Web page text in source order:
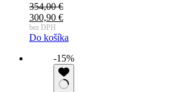
354,00€
300,90 €
bez DPH
Do košíka
-15%